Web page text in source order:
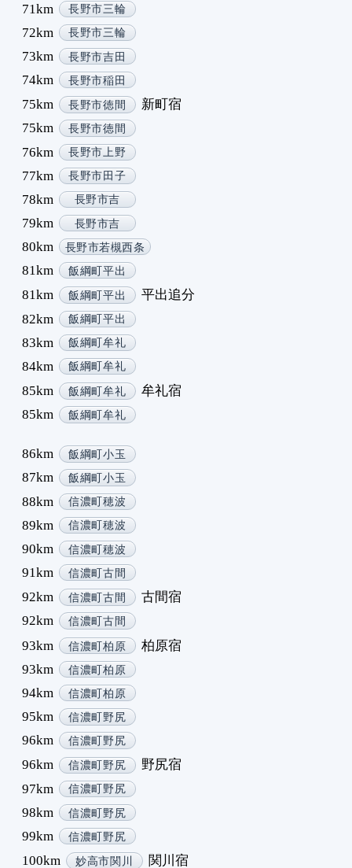
71km
長野市三輪
72km 長野市三輪
73km 長野市吉田
74km 長野市稲田
75km 長野市徳間
新町宿
75km
長野市徳間
76km 長野市上野
77km 長野市田子
78km 長野市吉
79km 長野市吉
80km 長野市若槻西条
81km 飯綱町平出
81km 飯綱町平出
平出追分
82km
飯綱町平出
83km 飯綱町牟礼
84km 飯綱町牟礼
85km 飯綱町牟礼
牟礼宿
85km
飯綱町牟礼
86km 飯綱町小玉
87km 飯綱町小玉
88km 信濃町穂波
89km 信濃町穂波
90km 信濃町穂波
91km 信濃町古間
92km 信濃町古間
古間宿
92km
信濃町古間
93km 信濃町柏原
柏原宿
93km
信濃町柏原
94km 信濃町柏原
95km 信濃町野尻
96km 信濃町野尻
96km 信濃町野尻
野尻宿
97km
信濃町野尻
98km 信濃町野尻
99km 信濃町野尻
100km 妙高市関川 関川宿